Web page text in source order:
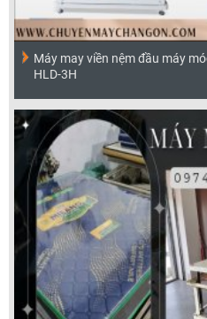
Máy may viền nệm đầu máy
HLD-3H